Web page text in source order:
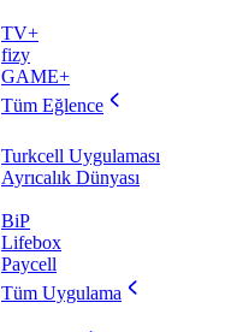
TV+
fizy
GAME+
Tüm Eğlence
Turkcell Uygulaması
Ayrıcalık Dünyası
BiP
Lifebox
Paycell
Tüm Uygulama